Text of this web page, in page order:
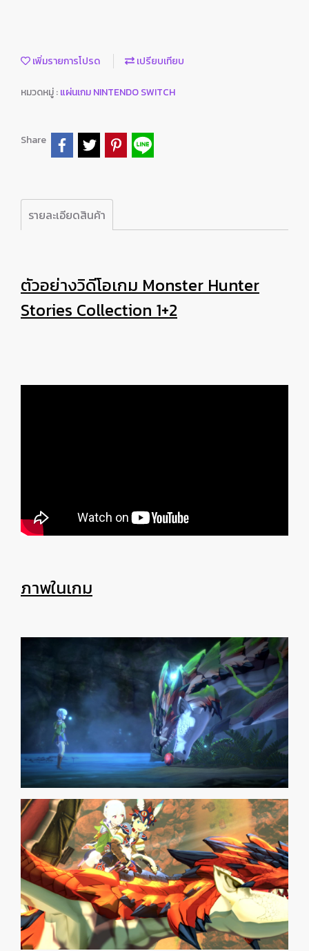
เพิ่มรายการโปรด เปรียบเทียบ
หมวดหมู่ :แผ่นเกม NINTENDO SWITCH
Share
รายละเอียดสินค้า
ตัวอย่างวิดีโอเกม Monster Hunter
Stories Collection 1+2
ภาพในเกม